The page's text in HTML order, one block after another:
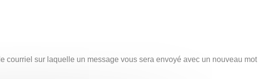
courriel sur laquelle un message vous sera envoyé avec un nouveau mot